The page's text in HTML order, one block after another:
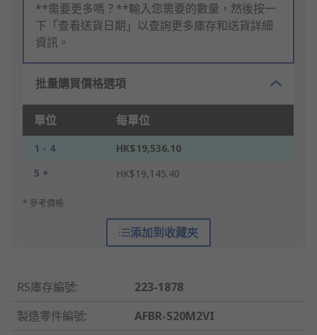
**需要更多嗎？**輸入您需要的數量，然後按一
下「查看送貨日期」以查詢更多庫存和送貨詳細
資訊。
批量購買價格選項
單位 每單位
1 - 4
HK$19,536.10
5 +
HK$19,145.40
* 參考價格
添加到收藏夾
RS庫存編號:
223-1878
製造零件編號:
AFBR-S20M2VI